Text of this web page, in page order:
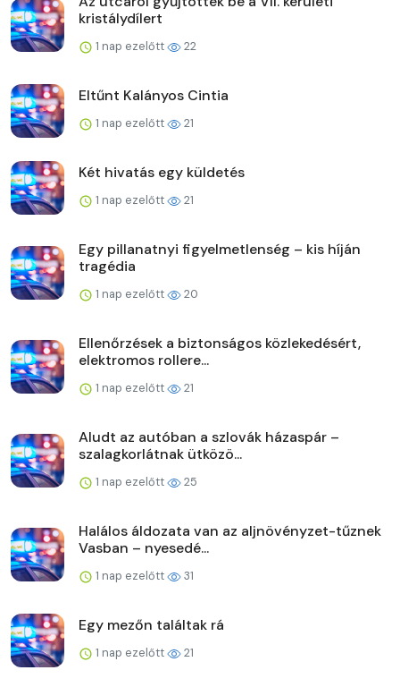
kristálydílert
1 nap ezelőtt 22
Eltűnt Kalányos Cintia
1 nap ezelőtt 21
Két hivatás egy küldetés
1 nap ezelőtt 21
Egy pillanatnyi figyelmetlenség – kis híján
tragédia
1 nap ezelőtt 20
Ellenőrzések a biztonságos közlekedésért,
elektromos rollere...
1 nap ezelőtt 21
Aludt az autóban a szlovák házaspár –
szalagkorlátnak ütközö...
1 nap ezelőtt 25
Halálos áldozata van az aljnövényzet-tűznek
Vasban – nyesedé...
1 nap ezelőtt 31
Egy mezőn találtak rá
1 nap ezelőtt 21